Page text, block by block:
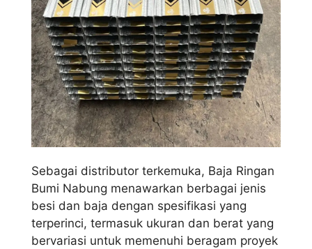
Sebagai distributor terkemuka, Baja Ringan
Bumi Nabung menawarkan berbagai jenis
besi dan baja dengan spesifikasi yang
terperinci, termasuk ukuran dan berat yang
bervariasi untuk memenuhi beragam proyek